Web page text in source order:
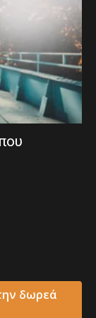
δωρεά